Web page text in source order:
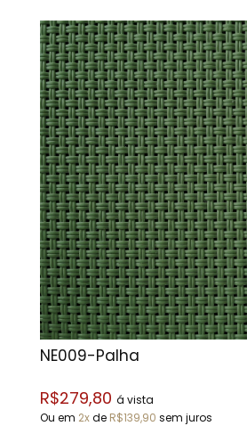
NE009-Palha
R$279,80 á vista
Ou em 2xde R$139,90 sem juros